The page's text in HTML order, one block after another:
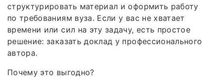
структурировать материал и оформить работу
по требованиям вуза. Если у вас не хватает
времени или сил на эту задачу, есть простое
решение: заказать доклад у профессионального
автора.
Почему это выгодно?